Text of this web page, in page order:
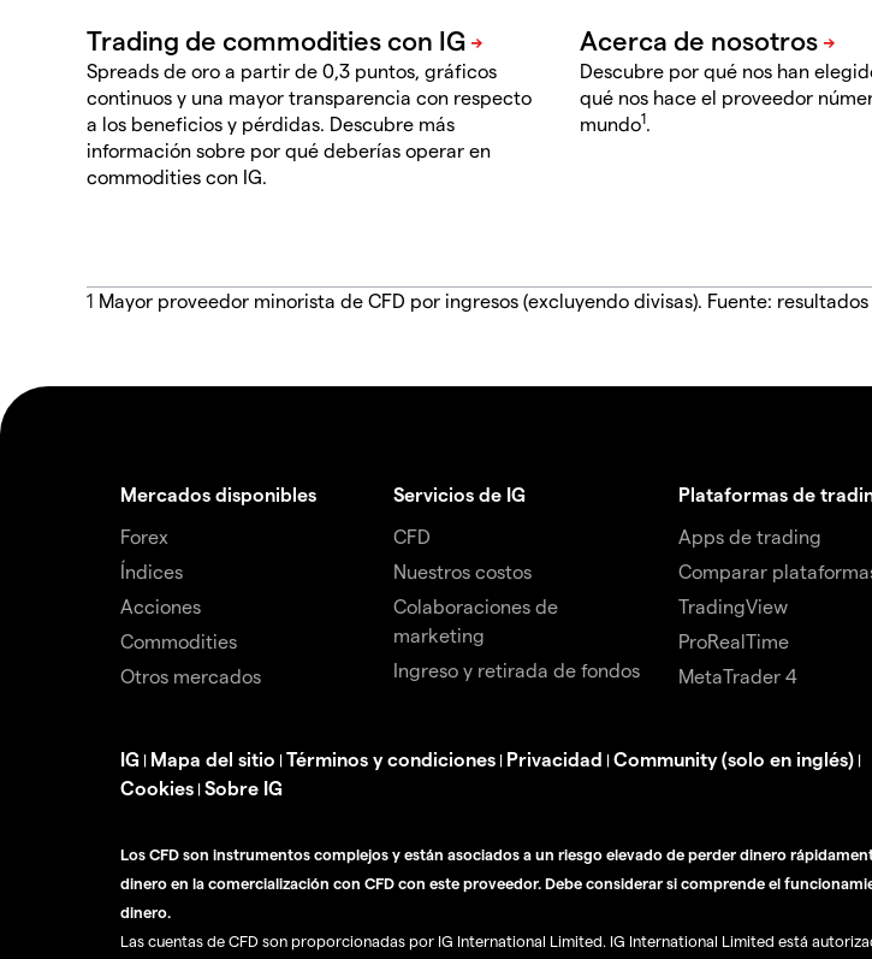
Spreads de oro a partir de 0,3 puntos, gráficos
continuos y una mayor transparencia con respecto
a los beneficios y pérdidas. Descubre más
información sobre por qué deberías operar en
commodities con IG.
Descubre por qué nos han
qué nos hace el proveedor
mundo1.
1 Mayor proveedor minorista de CFD por ingresos (excluyendo divisas). Fuente:
Mercados disponibles
Forex
Índices
Acciones
Commodities
Otros mercados
Servicios de IG
CFD
Nuestros costos
Colaboraciones de
marketing
Ingreso y retirada de fondos
Plataformas de
Apps de trading
Comparar
TradingView
ProRealTime
MetaTrader 4
IG | Mapa del sitio | Términos y condiciones | Privacidad | Community (solo en inglés) |
Cookies | Sobre IG
Los CFD son instrumentos complejos y están asociados a un riesgo elevado de perder dinero
dinero en la comercialización con CFD con este proveedor. Debe considerar si comprende el
dinero.
Las cuentas de CFD son proporcionadas por IG International Limited. IG International Limited está